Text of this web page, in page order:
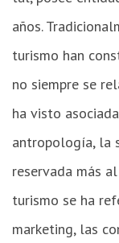
años.
turismo han
no siempre se
ha visto
antropología, la
reservada más
turismo se ha
marketing, las